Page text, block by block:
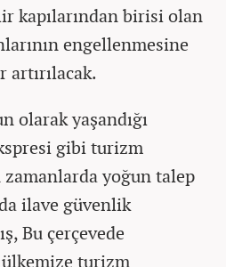
kapılarından birisi olan
engellenmesine
olarak yaşandığı
gibi turizm
zamanlarda yoğun talep
ilave güvenlik
Bu çerçevede
ülkemize turizm